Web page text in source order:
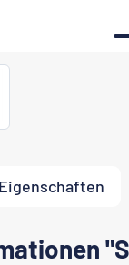
Eigenschaften